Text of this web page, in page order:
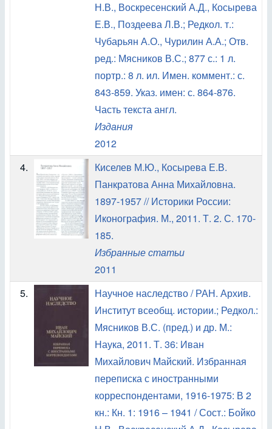
Н.В., Воскресенский А.Д., Косырева
Е.В., Поздеева Л.В.; Редкол. т.:
Чубарьян А.О., Чурилин А.А.; Отв.
ред.: Мясников В.С.; 877 с.: 1 л.
портр.: 8 л. ил. Имен. коммент.: с.
843-859. Указ. имен: с. 864-876.
Часть текста англ.
Издания
2012
4.
Киселев М.Ю., Косырева Е.В.
Панкратова Анна Михайловна.
1897-1957 // Историки России:
Иконография. М., 2011. Т. 2. С. 170-
185.
Избранные статьи
2011
5.
Научное наследство / РАН. Архив.
Институт всеобщ. истории.; Редкол.:
Мясников В.С. (пред.) и др. М.:
Наука, 2011. Т. 36: Иван
Михайлович Майский. Избранная
переписка с иностранными
корреспондентами, 1916-1975: В 2
кн.: Кн. 1: 1916 – 1941 / Сост.: Бойко